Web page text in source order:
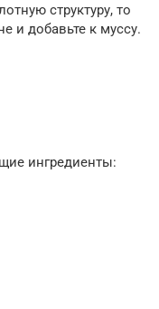
структуру, то
и добавьте к муссу.
ингредиенты: